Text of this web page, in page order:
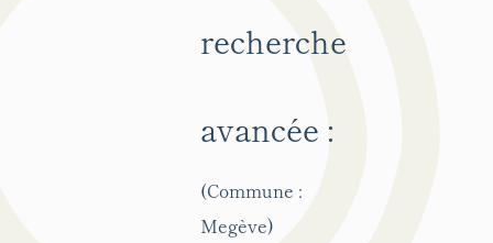
recherche
avancée :
(Commune :
Megève)